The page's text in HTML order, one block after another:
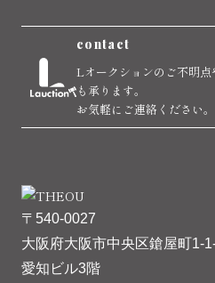
contact
Lオークションのご不明
も承ります。
お気軽にご連絡ください。
〒540-0027
大阪府大阪市中央区鎗屋町1-
愛知ビル3階